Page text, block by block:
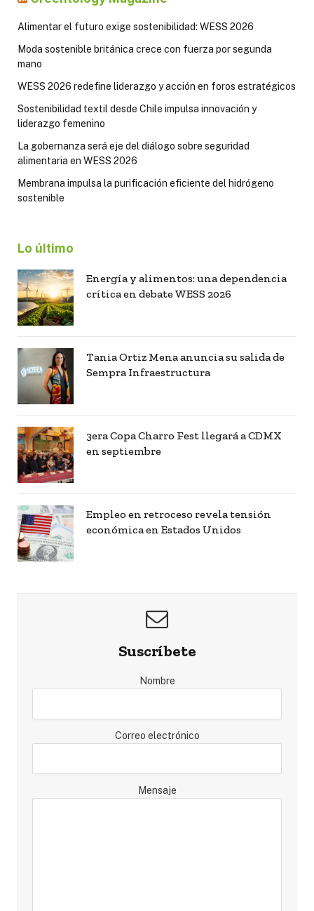
Alimentar el futuro exige sostenibilidad: WESS 2026
Moda sostenible británica crece con fuerza por segunda
mano
WESS 2026 redefine liderazgo y acción en foros estratégicos
Sostenibilidad textil desde Chile impulsa innovación y
liderazgo femenino
La gobernanza será eje del diálogo sobre seguridad
alimentaria en WESS 2026
Membrana impulsa la purificación eficiente del hidrógeno
sostenible
Lo último
Energía y alimentos: una dependencia
crítica en debate WESS 2026
Tania Ortiz Mena anuncia su salida de
Sempra Infraestructura
3era Copa Charro Fest llegará a CDMX
en septiembre
Empleo en retroceso revela tensión
económica en Estados Unidos
Suscríbete
Nombre
Correo electrónico
Mensaje